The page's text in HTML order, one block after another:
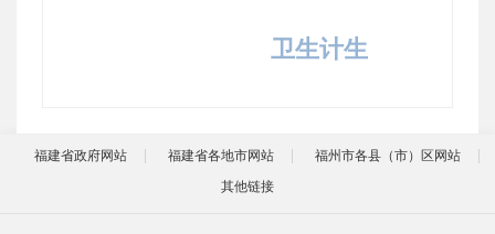
卫生计生
福建省政府网站 福建省各地市网站
福州市各县（市）区网站
其他链接